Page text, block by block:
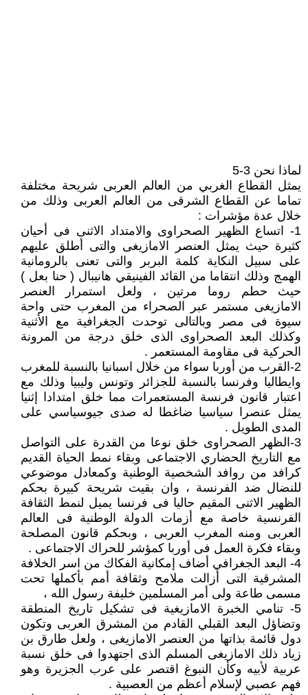
لماذا نحن 3-5
يمثل القطاع الغربي من العالم العربى شريحة مختلفة
تماما عن القطاع الشرقى من العالم العربى وذلك من
خلال عدة مؤشرات :
1- اتساع الظهير الصحراوى والامتداد الاثنى فى أحيان
كثيرة حيث يمثل العنصر الامازيغى والتى أطلق عليهم
على سبيل النكاية كلمة البربر والتى تعنى بالرومانية
الهمج وذلك انتقاما من القائد الفينيقي هانيبال ( حنا بعل )
حيث حطم روما مرتين ، ولعل استمرار العنصر
الامازيغى مستمر عبر الصحراء من المغرب حتى واحة
سيوة فى مصر وبالتالى توحدت الجغرافية مع الأثنية
وكذلك البعد الصحراوى الذى خلق درجة من المرونة
الحركية فى مقاومة المستعمر .
2-القرب من أوربا سواء من خلال اسبانيا بالنسبة للمغرب
وايطاليا وفرنسا بالنسبة للجزائر وتونس وليبيا وذلك مع
اعتبار قانون فرنسة المستعمرات مما خلق امتدادا إثنيا
يمثل عنصرا سياسيا ضاغطا له صدى جيوسياسي على
المدى الطويل .
3-الظهر الصحراوى خلق نوعا من القدرة على التواصل
مع التاريخ الحضاري الاجتماعى وبقاء نمط الحياة القديم
كرافد من روافد الشخصية الوطنية وكمعادل موضوعي
للنضال ضد الفرنسة ، وان بقيت شريحة كبيرة بحكم
الظهير الاثنى المقيم حاليا فى فرنسا يميل لنمط الثقافة
الفرنسية خاصة مع أزمات الدولة الوطنية فى العالم
العربى ومنه المغرب العربى ، وبحكم قانون المصلحة
وبقاء فكرة العمل فى أوربا كمؤشر للحراك الاجتماعى .
4- البعد الجغرافي أضاف إمكانية الفكاك من اسر الخلافة
المشرقية التى أزالت ملامح وثقافة أمم بأكملها تحت
مسمى طاعة ولى أمر المسلمين خليفة رسول الله ،
5- تنامي الخبرة الامازيغية فى تشكيل تاريخ المنطقة
وتضاؤل البعد القبلي القادم من المشرق العربى وتكون
دول قائمة بذاتها من العنصر الامازيغى ، ولعل طارق بن
زياد ذلك الامازيغى المسلم الذى اجتهدوا فى خلق نسبة
عربية لأبيه وكأن النبوغ اقتصر على عرب الجزيرة وهو
فهم عصبي لإسلام أعظم من العصبية .